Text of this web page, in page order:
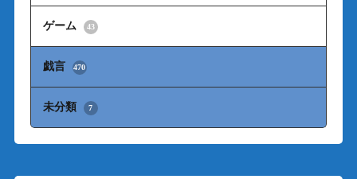
ゲーム 43
戯言 470
未分類 7